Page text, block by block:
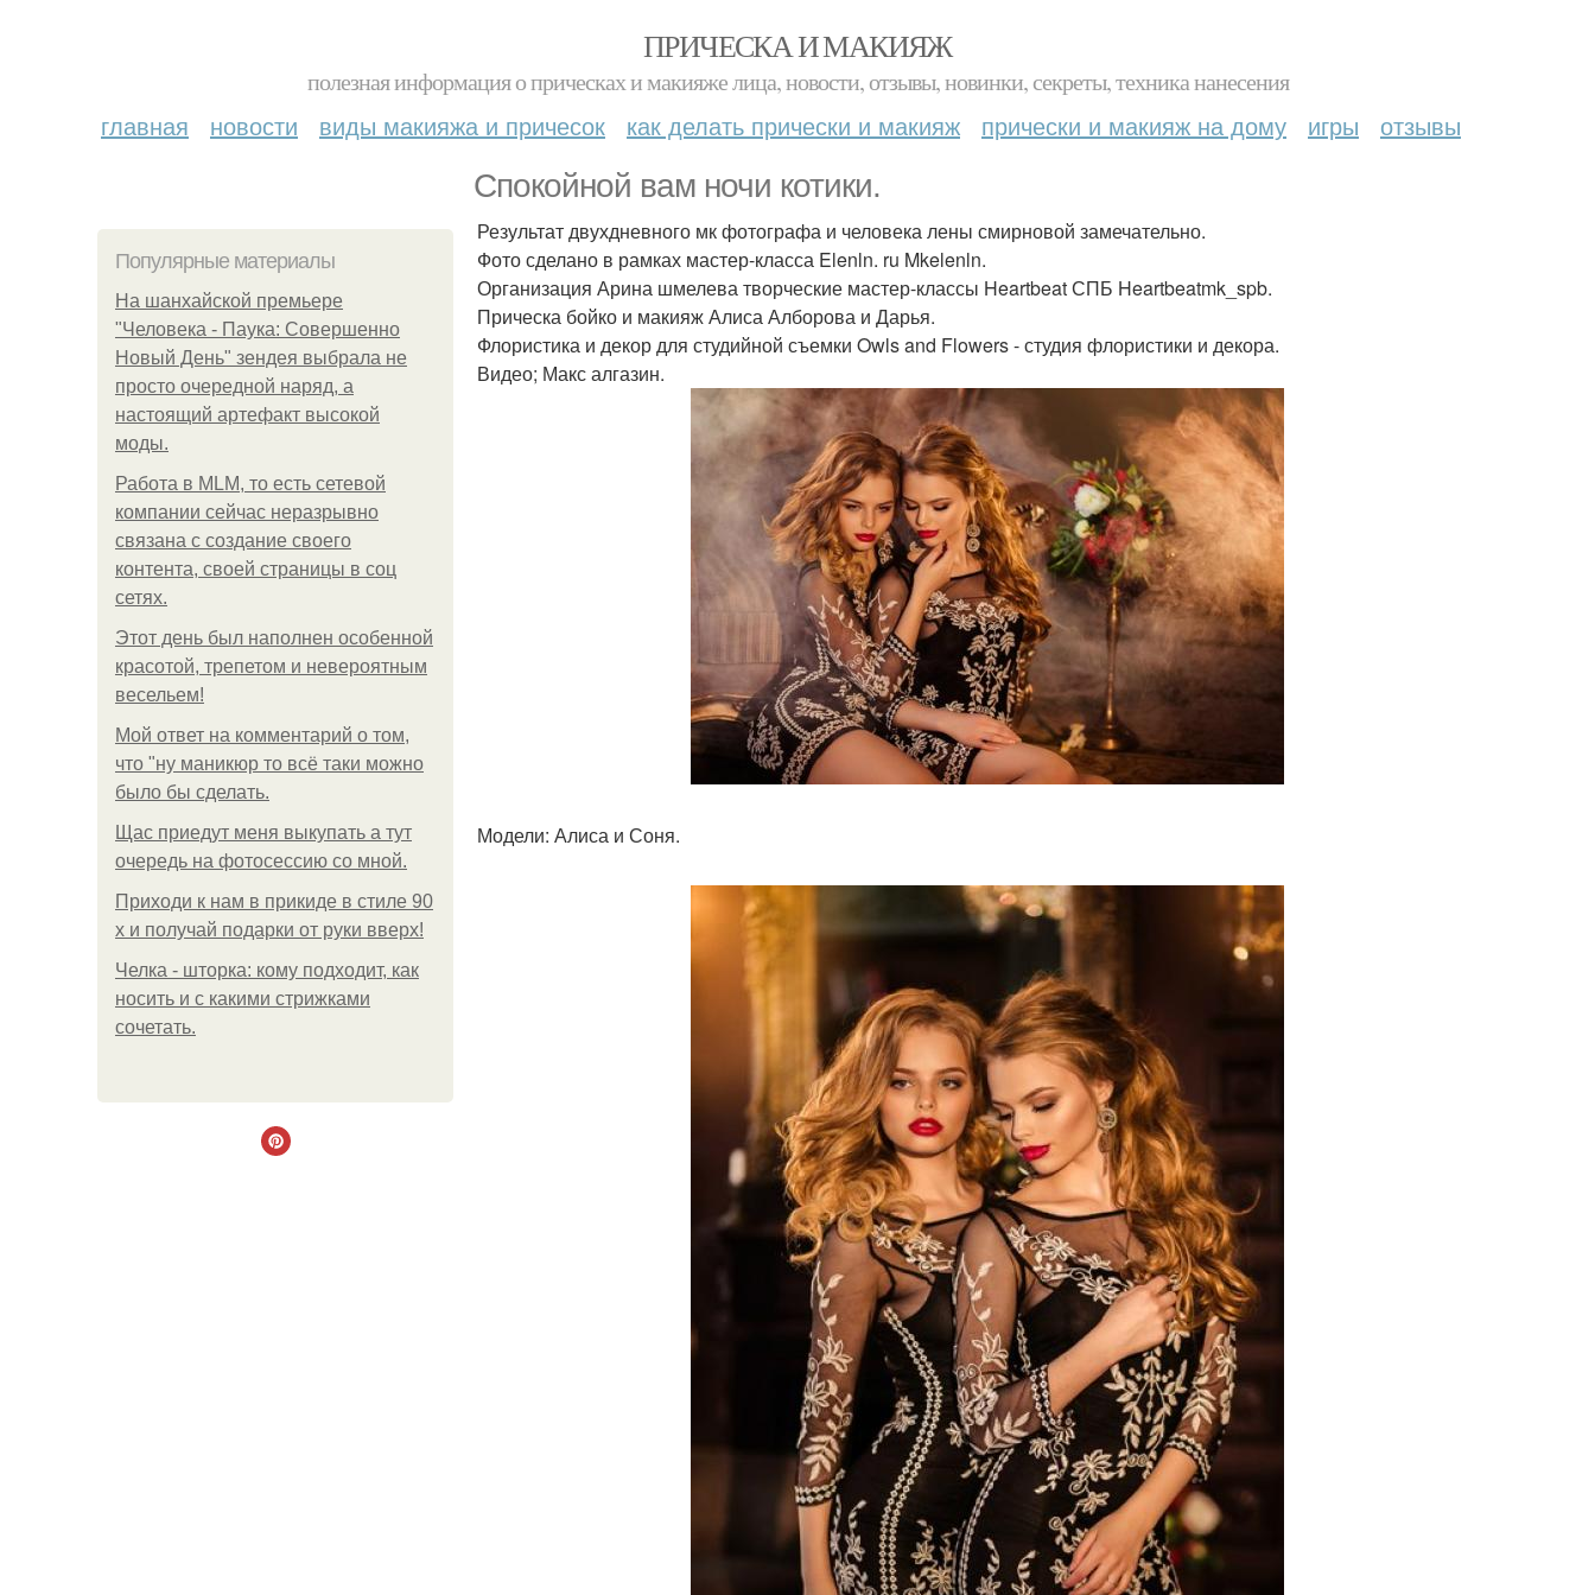
ПРИЧЕСКА И МАКИЯЖ
полезная информация о прическах и макияже лица, новости, отзывы, новинки, секреты, техника нанесения
главная новости виды макияжа и причесок как делать прически и макияж прически и макияж на дому игры отзывы
Спокойной вам ночи котики.
Популярные материалы
На шанхайской премьере
"Человека - Паука: Совершенно
Новый День" зендея выбрала не
просто очередной наряд, а
настоящий артефакт высокой
моды.
Работа в MLM, то есть сетевой
компании сейчас неразрывно
связана с создание своего
контента, своей страницы в соц
сетях.
Этот день был наполнен особенной
красотой, трепетом и невероятным
весельем!
Мой ответ на комментарий о том,
что "ну маникюр то всё таки можно
было бы сделать.
Щас приедут меня выкупать а тут
очередь на фотосессию со мной.
Приходи к нам в прикиде в стиле 90
х и получай подарки от руки вверх!
Челка - шторка: кому подходит, как
носить и с какими стрижками
сочетать.
Результат двухдневного мк фотографа и человека лены смирновой замечательно.
Фото сделано в рамках мастер-класса Elenln. ru Mkelenln.
Организация Арина шмелева творческие мастер-классы Heartbeat СПБ Heartbeatmk_spb.
Прическа бойко и макияж Алиса Алборова и Дарья.
Флористика и декор для студийной съемки Owls and Flowers - студия флористики и декора.
Видео; Макс алгазин.
Модели: Алиса и Соня.